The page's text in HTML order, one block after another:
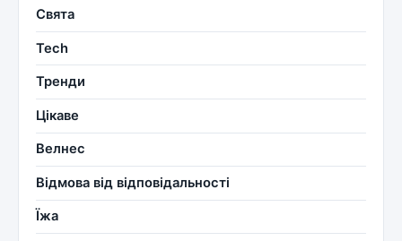
Свята
Tech
Тренди
Цікаве
Велнес
Відмова від відповідальності
Їжа